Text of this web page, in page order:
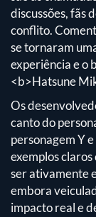
discussões, fãs
conflito.
se tornaram
experiência e o
<b>Hatsune
Os
canto do
personagem Y
exemplos
ser ativamente
embora
impacto real e